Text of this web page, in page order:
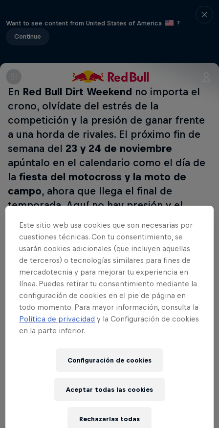
Want to see content from United States of America
?
Continue
En Red Bull Dirt Weekend no importa el
crono, olvídate del estrés de la
competición y la presión de ganar frente
a una horda de rivales. El próximo fin de
semana del 23 y 24 de noviembre
apúntalo en el calendario como el día de
la fiesta del motocross y la moto de
campo, ahora que llega el final de
temporada. Aquí no hay presión y el
único objetivo obligado es pasarlo en
grande y ser partícipe del ambiente de
moto offroad que se viviráen el Rocco's
Ranch (Barcelona).Compra tu entrada
aquí.
Eventos Relacionados
Este sitio web usa cookies que son necesarias por
cuestiones técnicas. Con tu consentimiento, se
usarán cookies adicionales (que incluyen aquellas
de terceros) o tecnologías similares para fines de
mercadotecnia y para mejorar tu experiencia en
línea. Puedes retirar tu consentimiento mediante la
configuración de cookies en el pie de página en
todo momento. Para mayor información, consulta la
Política de privacidad y la Configuración de cookies
en la parte inferior.
Configuración de cookies
Rechazarlas todas
Aceptar todas las cookies